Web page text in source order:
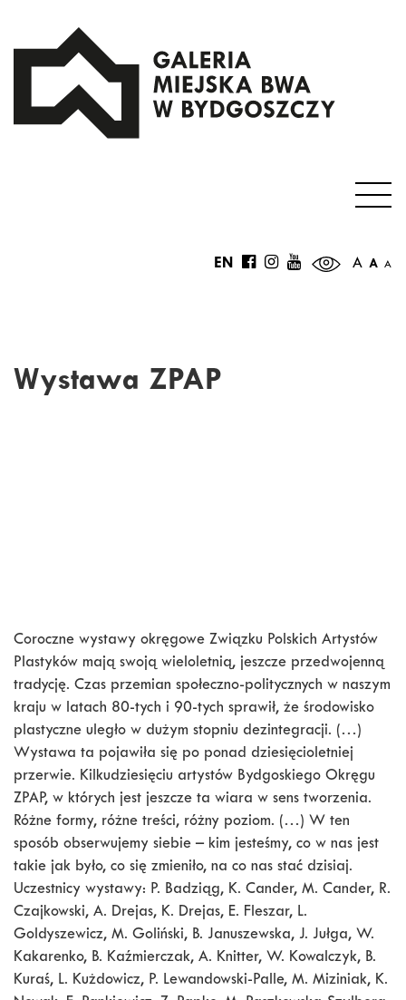
A A A
EN
Wystawa ZPAP
Coroczne wystawy okręgowe Związku Polskich Artystów
Plastyków mają swoją wieloletnią, jeszcze przedwojenną
tradycję. Czas przemian społeczno-politycznych w naszym
kraju w latach 80-tych i 90-tych sprawił, że środowisko
plastyczne uległo w dużym stopniu dezintegracji. (…)
Wystawa ta pojawiła się po ponad dziesięcioletniej
przerwie. Kilkudziesięciu artystów Bydgoskiego Okręgu
ZPAP, w których jest jeszcze ta wiara w sens tworzenia.
Różne formy, różne treści, różny poziom. (…) W ten
sposób obserwujemy siebie – kim jesteśmy, co w nas jest
takie jak było, co się zmieniło, na co nas stać dzisiaj.
Uczestnicy wystawy: P. Badziąg, K. Cander, M. Cander, R.
Czajkowski, A. Drejas, K. Drejas, E. Fleszar, L.
Goldyszewicz, M. Goliński, B. Januszewska, J. Jułga, W.
Kakarenko, B. Kaźmierczak, A. Knitter, W. Kowalczyk, B.
Kuraś, L. Kużdowicz, P. Lewandowski-Palle, M. Miziniak, K.